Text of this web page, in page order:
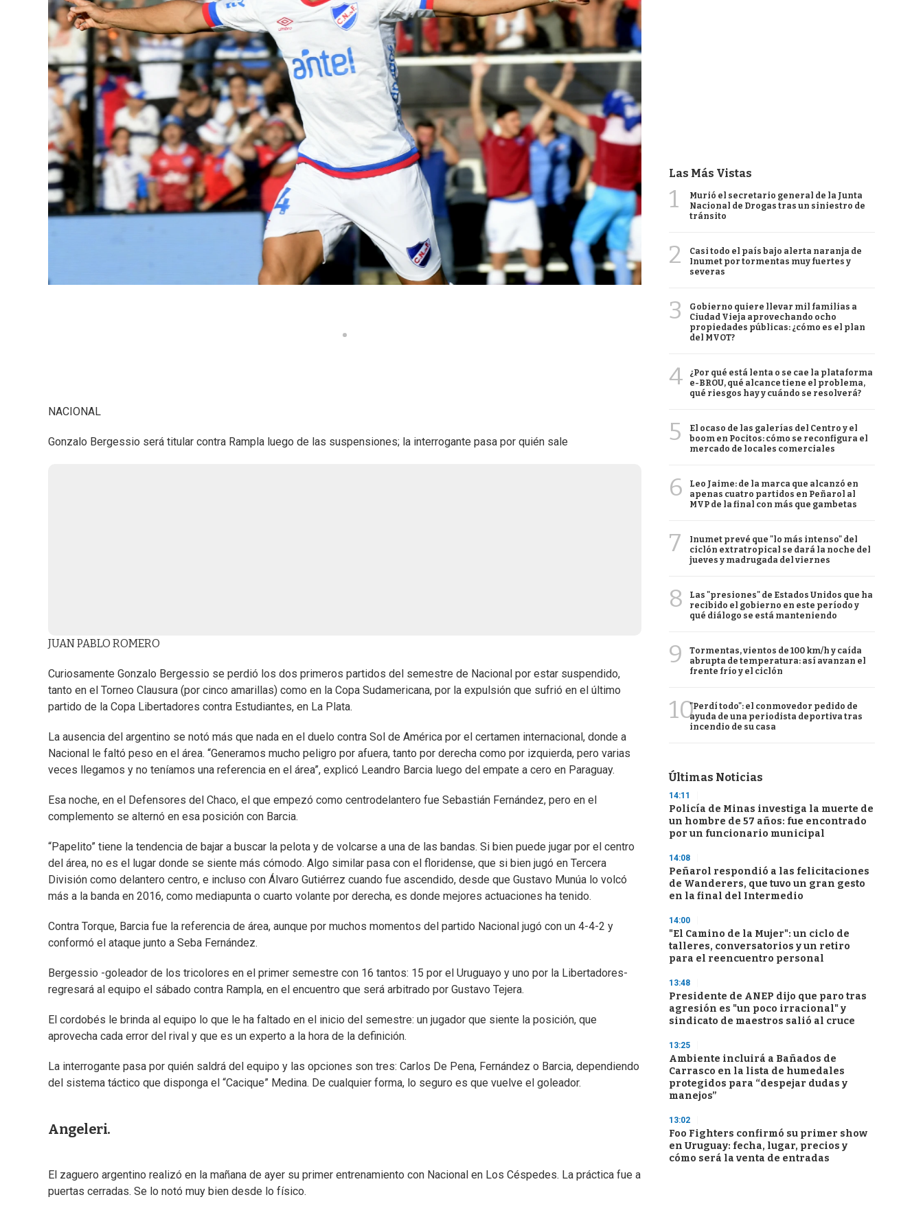
NACIONAL
Gonzalo Bergessio será titular contra Rampla luego de las suspensiones; la interrogante pasa por quién sale
JUAN PABLO ROMERO
Curiosamente Gonzalo Bergessio se perdió los dos primeros partidos del semestre de Nacional por estar suspendido,
tanto en el Torneo Clausura (por cinco amarillas) como en la Copa Sudamericana, por la expulsión que sufrió en el último
partido de la Copa Libertadores contra Estudiantes, en La Plata.
La ausencia del argentino se notó más que nada en el duelo contra Sol de América por el certamen internacional, donde a
Nacional le faltó peso en el área. “Generamos mucho peligro por afuera, tanto por derecha como por izquierda, pero varias
veces llegamos y no teníamos una referencia en el área”, explicó Leandro Barcia luego del empate a cero en Paraguay.
Esa noche, en el Defensores del Chaco, el que empezó como centrodelantero fue Sebastián Fernández, pero en el
complemento se alternó en esa posición con Barcia.
“Papelito” tiene la tendencia de bajar a buscar la pelota y de volcarse a una de las bandas. Si bien puede jugar por el centro
del área, no es el lugar donde se siente más cómodo. Algo similar pasa con el floridense, que si bien jugó en Tercera
División como delantero centro, e incluso con Álvaro Gutiérrez cuando fue ascendido, desde que Gustavo Munúa lo volcó
más a la banda en 2016, como mediapunta o cuarto volante por derecha, es donde mejores actuaciones ha tenido.
Contra Torque, Barcia fue la referencia de área, aunque por muchos momentos del partido Nacional jugó con un 4-4-2 y
conformó el ataque junto a Seba Fernández.
Bergessio -goleador de los tricolores en el primer semestre con 16 tantos: 15 por el Uruguayo y uno por la Libertadores-
regresará al equipo el sábado contra Rampla, en el encuentro que será arbitrado por Gustavo Tejera.
El cordobés le brinda al equipo lo que le ha faltado en el inicio del semestre: un jugador que siente la posición, que
aprovecha cada error del rival y que es un experto a la hora de la definición.
La interrogante pasa por quién saldrá del equipo y las opciones son tres: Carlos De Pena, Fernández o Barcia, dependiendo
del sistema táctico que disponga el “Cacique” Medina. De cualquier forma, lo seguro es que vuelve el goleador.
Angeleri.
El zaguero argentino realizó en la mañana de ayer su primer entrenamiento con Nacional en Los Céspedes. La práctica fue a
puertas cerradas. Se lo notó muy bien desde lo físico.
Las Más Vistas
1
Murió el secretario general de la Junta
Nacional de Drogas tras un siniestro de
tránsito
2
Casi todo el país bajo alerta naranja de
Inumet por tormentas muy fuertes y
severas
3
Gobierno quiere llevar mil familias a
Ciudad Vieja aprovechando ocho
propiedades públicas: ¿cómo es el plan
del MVOT?
4
¿Por qué está lenta o se cae la plataforma
e-BROU, qué alcance tiene el problema,
qué riesgos hay y cuándo se resolverá?
5
El ocaso de las galerías del Centro y el
boom en Pocitos: cómo se reconfigura el
mercado de locales comerciales
6
Leo Jaime: de la marca que alcanzó en
apenas cuatro partidos en Peñarol al
MVP de la final con más que gambetas
7
Inumet prevé que "lo más intenso" del
ciclón extratropical se dará la noche del
jueves y madrugada del viernes
8
Las "presiones" de Estados Unidos que ha
recibido el gobierno en este período y
qué diálogo se está manteniendo
9
Tormentas, vientos de 100 km/h y caída
abrupta de temperatura: así avanzan el
frente frío y el ciclón
10"Perdí todo": el conmovedor pedido de
ayuda de una periodista deportiva tras
incendio de su casa
Últimas Noticias
14:11
Policía de Minas investiga la muerte de
un hombre de 57 años: fue encontrado
por un funcionario municipal
14:08
Peñarol respondió a las felicitaciones
de Wanderers, que tuvo un gran gesto
en la final del Intermedio
14:00
"El Camino de la Mujer": un ciclo de
talleres, conversatorios y un retiro
para el reencuentro personal
13:48
Presidente de ANEP dijo que paro tras
agresión es "un poco irracional" y
sindicato de maestros salió al cruce
13:25
Ambiente incluirá a Bañados de
Carrasco en la lista de humedales
protegidos para “despejar dudas y
manejos”
13:02
Foo Fighters confirmó su primer show
en Uruguay: fecha, lugar, precios y
cómo será la venta de entradas